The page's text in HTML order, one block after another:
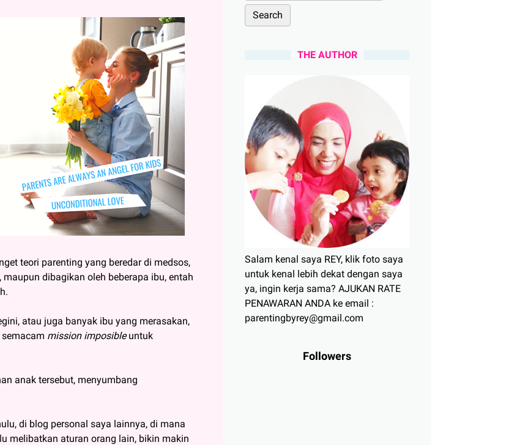
teori parenting yang beredar di medsos,
dibagikan oleh beberapa ibu, entah
atau juga banyak ibu yang merasakan,
mission imposibleuntuk
anak tersebut, menyumbang
di blog personal saya lainnya, di mana
melibatkan aturan orang lain, bikin makin
THE AUTHOR
Salam kenal saya REY, klik foto saya
untuk kenal lebih dekat dengan saya
ya, ingin kerja sama? AJUKAN RATE
PENAWARAN ANDA ke email :
parentingbyrey@gmail.com
Followers